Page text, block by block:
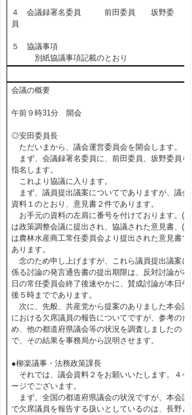
４ 会議録署名委員 前田委員 坂野委
員
５ 協議事項
別紙協議事項記載のとおり
会議の概要
午前９時31分 開会
◎安田委員長
ただいまから、議会運営委員会を開会します。
まず、会議録署名委員に、前田委員、坂野委員を
指名します。
これより協議に入ります。
まず、議員提出議案についてでありますが、議会
資料１のとおり、意見書２件であります。
お手元の資料の左肩に番号を付けております。(1)
は政策調整会議に提出され、協議された意見書、(2)
は農林水産商工常任委員会より提出された意見書で
あります。
念のため申し上げますが、これら議員提出議案に
係る討論の発言通告書の提出期限は、反対討論が本
日の常任委員会終了後速やかに、賛成討論が本日午
後５時までであります。
次に、先般、共産党から提案のありました本会議
における欠席議員の報告についてですが、参考のた
め、他の都道府県議会等の状況を調査しましたの
で、その結果を事務局から説明させます。
●柳楽議事・法務政策課長
それでは、議会資料２をお願いいたします。４ペ
ージでございます。
まず、全国の都道府県議会の状況ですが、本会議
で欠席議員を報告する扱いとしているのは、長野と